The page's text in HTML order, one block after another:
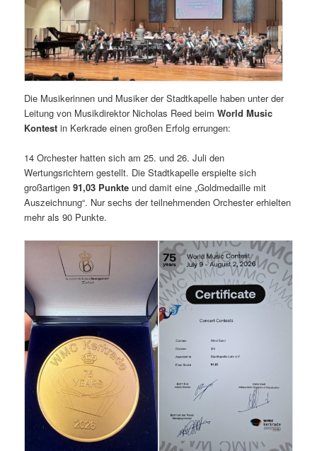
Die Musikerinnen und Musiker der Stadtkapelle haben unter der
Leitung von Musikdirektor Nicholas Reed beimWorld Music
Kontest in Kerkrade einen großen Erfolg errungen:
14 Orchester hatten sich am 25. und 26. Juli den
Wertungsrichtern gestellt. Die Stadtkapelle erspielte sich
großartigen 91,03 Punkte und damit eine „Goldmedaille mit
Auszeichnung“. Nur sechs der teilnehmenden Orchester erhielten
mehr als 90 Punkte.